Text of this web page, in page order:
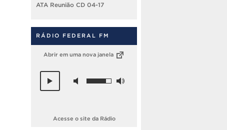
ATA Reunião CD 04-17
RÁDIO FEDERAL FM
Abrir em uma nova janela
Acesse o site da Rádio